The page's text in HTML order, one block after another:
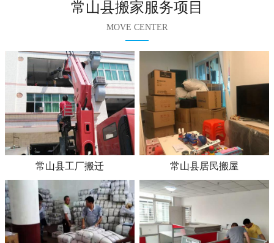
常山县搬家服务项目
MOVE CENTER
常山县工厂搬迁 常山县居民搬屋